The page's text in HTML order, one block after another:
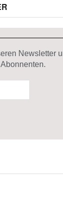
Newsletter
Abonnenten.